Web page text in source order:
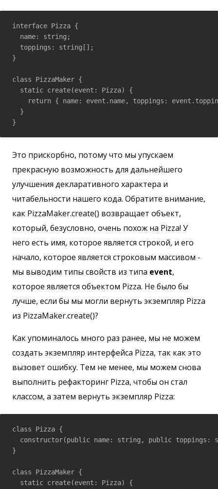
interface Pizza {
  name: string;
  toppings: string[];
}
class PizzaMaker {
  static create(event: Pizza) {
return { name: event.name, toppings:
  }
Это прискорбно, потому что мы упускаем
прекрасную возможность для дальнейшего
улучшения декларативного характера и
читабельности нашего кода. Обратите внимание,
как PizzaMaker.create() возвращает объект,
который, безусловно, очень похож на Pizza! У
него есть имя, которое является строкой, и его
начало, которое является строковым массивом -
мы выводим типы свойств из типа event,
которое является объектом Pizza. Не было бы
лучше, если бы мы могли вернуть экземпляр Pizza
из PizzaMaker.create()?
Как упоминалось много раз ранее, мы не можем
создать экземпляр интерфейса Pizza, так как это
вызовет ошибку. Тем не менее, мы можем снова
выполнить рефакторинг Pizza, чтобы он стал
классом, а затем вернуть экземпляр Pizza:
class Pizza {
constructor(public name: string, public toppings:
}
class PizzaMaker {
  static create(event: Pizza) {